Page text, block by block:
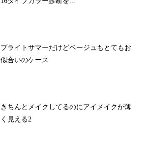
ブライトサマーだけどベージュもとてもお
似合いのケース
きちんとメイクしてるのにアイメイクが薄
く見える2